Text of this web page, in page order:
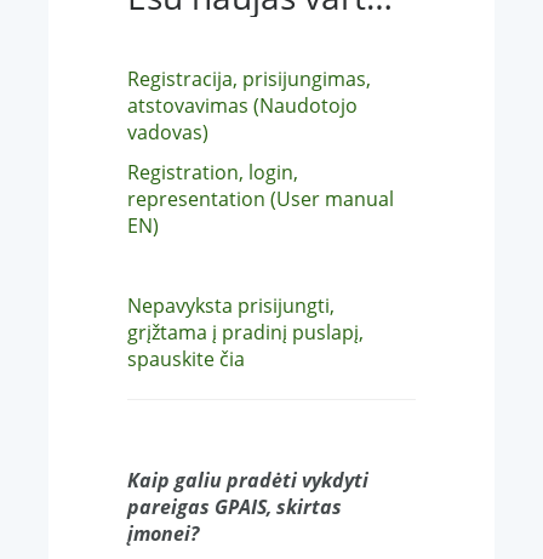
Registracija, prisijungimas,
atstovavimas (Naudotojo
vadovas)
Registration, login,
representation (User manual
EN)
Nepavyksta prisijungti,
grįžtama į pradinį puslapį,
spauskite čia
Kaip galiu pradėti vykdyti
pareigas GPAIS, skirtas
įmonei?